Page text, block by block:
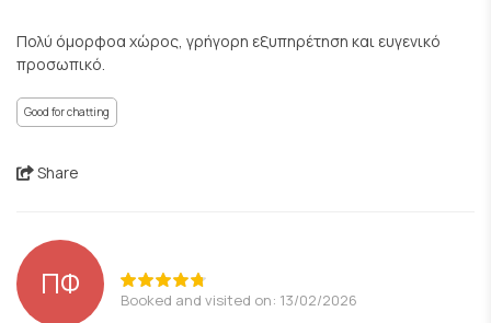
Πολύ όμορφοα χώρος, γρήγορη εξυπηρέτηση και ευγενικό
προσωπικό.
Good for chatting
Share
ΠΦ Booked and visited on: 13/02/2026